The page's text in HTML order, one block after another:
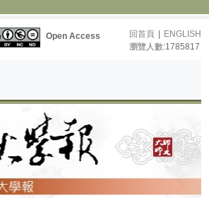
Open Access 回首頁
ENGLISH
瀏覽人數:1785817